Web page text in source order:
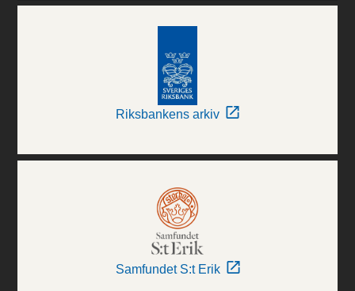
Riksbankens arkiv
Samfundet S:t Erik